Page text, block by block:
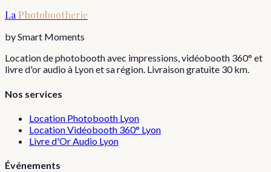
LaPhotobootherie
by Smart Moments
Location de photobooth avec impressions, vidéobooth 360° et
livre d'or audio à Lyon et sa région. Livraison gratuite 30 km.
Nos services
Location Photobooth Lyon
Location Vidéobooth 360° Lyon
Livre d'Or Audio Lyon
Événements